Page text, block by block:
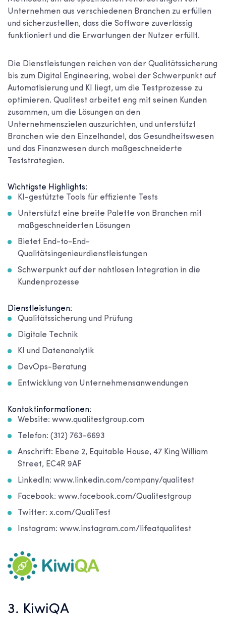
Unternehmen aus verschiedenen Branchen zu erfüllen
und sicherzustellen, dass die Software zuverlässig
funktioniert und die Erwartungen der Nutzer erfüllt.
Die Dienstleistungen reichen von der Qualitätssicherung
bis zum Digital Engineering, wobei der Schwerpunkt auf
Automatisierung und KI liegt, um die Testprozesse zu
optimieren. Qualitest arbeitet eng mit seinen Kunden
zusammen, um die Lösungen an den
Unternehmenszielen auszurichten, und unterstützt
Branchen wie den Einzelhandel, das Gesundheitswesen
und das Finanzwesen durch maßgeschneiderte
Teststrategien.
Wichtigste Highlights:
KI-gestützte Tools für effiziente Tests
Unterstützt eine breite Palette von Branchen mit
maßgeschneiderten Lösungen
Bietet End-to-End-
Qualitätsingenieurdienstleistungen
Schwerpunkt auf der nahtlosen Integration in die
Kundenprozesse
Dienstleistungen:
Qualitätssicherung und Prüfung
Digitale Technik
KI und Datenanalytik
DevOps-Beratung
Entwicklung von Unternehmensanwendungen
Kontaktinformationen:
Website: www.qualitestgroup.com
Telefon: (312) 763-6693
Anschrift: Ebene 2, Equitable House, 47 King William
Street, EC4R 9AF
LinkedIn: www.linkedin.com/company/qualitest
Facebook: www.facebook.com/Qualitestgroup
Twitter: x.com/QualiTest
Instagram: www.instagram.com/lifeatqualitest
3. KiwiQA